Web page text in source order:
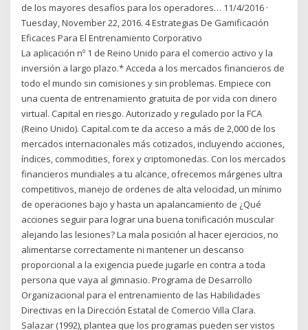
de los mayores desafíos para los operadores… 11/4/2016 ·
Tuesday, November 22, 2016. 4 Estrategias De Gamificación
Eficaces Para El Entrenamiento Corporativo
La aplicación nº 1 de Reino Unido para el comercio activo y la
inversión a largo plazo.* Acceda a los mercados financieros de
todo el mundo sin comisiones y sin problemas. Empiece con
una cuenta de entrenamiento gratuita de por vida con dinero
virtual. Capital en riesgo. Autorizado y regulado por la FCA
(Reino Unido). Capital.com te da acceso a más de 2,000 de los
mercados internacionales más cotizados, incluyendo acciones,
índices, commodities, forex y criptomonedas. Con los mercados
financieros mundiales a tu alcance, ofrecemos márgenes ultra
competitivos, manejo de ordenes de alta velocidad, un mínimo
de operaciones bajo y hasta un apalancamiento de ¿Qué
acciones seguir para lograr una buena tonificación muscular
alejando las lesiones? La mala posición al hacer ejercicios, no
alimentarse correctamente ni mantener un descanso
proporcional a la exigencia puede jugarle en contra a toda
persona que vaya al gimnasio. Programa de Desarrollo
Organizacional para el entrenamiento de las Habilidades
Directivas en la Dirección Estatal de Comercio Villa Clara.
Salazar (1992), plantea que los programas pueden ser vistos